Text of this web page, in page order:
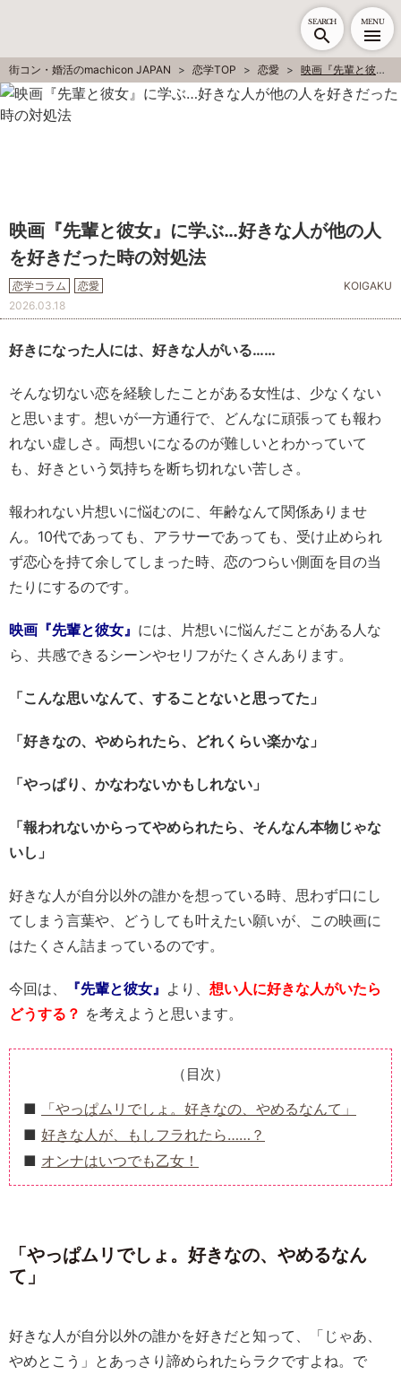
SEARCH MENU
街コン・婚活のmachicon JAPAN 恋学TOP 恋愛 映画『先輩と彼女』に学ぶ…好きな人が他の人を好きだった時の対処法
映画『先輩と彼女』に学ぶ…好きな人が他の人
を好きだった時の対処法
恋学コラム 恋愛
KOIGAKU
2026.03.18
好きになった人には、好きな人がいる……
そんな切ない恋を経験したことがある女性は、少なくない
と思います。想いが一方通行で、どんなに頑張っても報わ
れない虚しさ。両想いになるのが難しいとわかっていて
も、好きという気持ちを断ち切れない苦しさ。
報われない片想いに悩むのに、年齢なんて関係ありませ
ん。10代であっても、アラサーであっても、受け止められ
ず恋心を持て余してしまった時、恋のつらい側面を目の当
たりにするのです。
映画『先輩と彼女』 には、片想いに悩んだことがある人な
ら、共感できるシーンやセリフがたくさんあります。
「こんな思いなんて、することないと思ってた」
「好きなの、やめられたら、どれくらい楽かな」
「やっぱり、かなわないかもしれない」
「報われないからってやめられたら、そんなん本物じゃな
いし」
好きな人が自分以外の誰かを想っている時、思わず口にし
てしまう言葉や、どうしても叶えたい願いが、この映画に
はたくさん詰まっているのです。
今回は、 『先輩と彼女』 より、 想い人に好きな人がいたら
どうする？ を考えようと思います。
（目次）
「やっぱムリでしょ。好きなの、やめるなんて」
好きな人が、もしフラれたら……？
オンナはいつでも乙女！
「やっぱムリでしょ。好きなの、やめるなん
て」
好きな人が自分以外の誰かを好きだと知って、「じゃあ、
やめとこう」とあっさり諦められたらラクですよね。で